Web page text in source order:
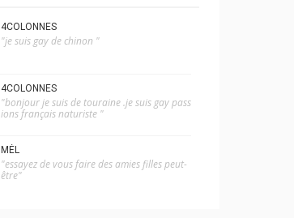
4COLONNES
"je suis gay de chinon "
4COLONNES
"bonjour je suis de touraine .je suis gay pass
ions français naturiste "
MÉL
"essayez de vous faire des amies filles peut-
être"